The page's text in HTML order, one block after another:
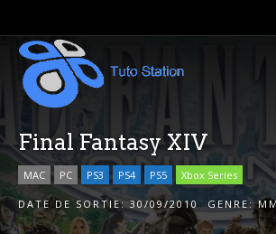
Final Fantasy XIV
MAC PC PS3 PS4 PS5 Xbox Series
DATE DE SORTIE: 30/09/2010 GENRE: